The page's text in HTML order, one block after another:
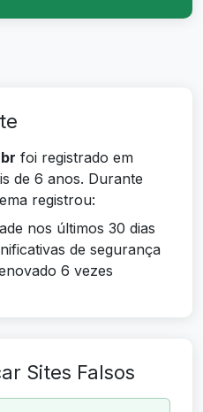
foi registrado em
de 6 anos. Durante
registrou:
nos últimos 30 dias
de segurança
6 vezes
Sites Falsos